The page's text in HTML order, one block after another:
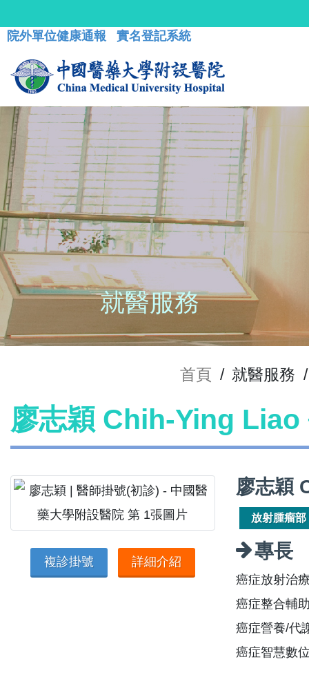
院外單位健康通報 實名登記系統
就醫服務
首頁 / 就醫服務 /
廖志穎 Chih-Ying Liao
複診掛號 詳細介紹
廖志穎
放射腫瘤部
專長
癌症放射治
癌症整合輔
癌症營養/代
癌症智慧數